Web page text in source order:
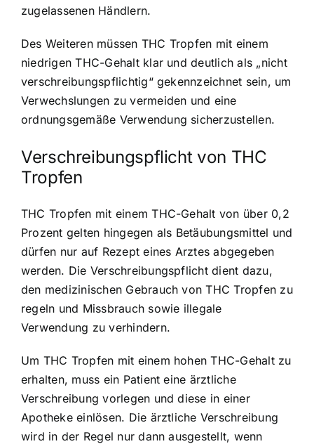
zugelassenen Händlern.
Des Weiteren müssen THC Tropfen mit einem
niedrigen THC-Gehalt klar und deutlich als „nicht
verschreibungspflichtig“ gekennzeichnet sein, um
Verwechslungen zu vermeiden und eine
ordnungsgemäße Verwendung sicherzustellen.
Verschreibungspflicht von THC
Tropfen
THC Tropfen mit einem THC-Gehalt von über 0,2
Prozent gelten hingegen als Betäubungsmittel und
dürfen nur auf Rezept eines Arztes abgegeben
werden. Die Verschreibungspflicht dient dazu,
den medizinischen Gebrauch von THC Tropfen zu
regeln und Missbrauch sowie illegale
Verwendung zu verhindern.
Um THC Tropfen mit einem hohen THC-Gehalt zu
erhalten, muss ein Patient eine ärztliche
Verschreibung vorlegen und diese in einer
Apotheke einlösen. Die ärztliche Verschreibung
wird in der Regel nur dann ausgestellt, wenn